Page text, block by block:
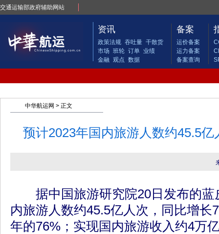
交通运输部政府辅助网站
资讯
政策法规 吞吐量 干散货
市场 班轮 订单 业绩
金融 观点 数据
备案
运价备案
运力备案
备案查询
中华航运网 > 正文
预计2023年国内旅游人数约45.5
据中国旅游研究院20日发布的蓝
内旅游人数约45.5亿人次，同比增长
年的76%；实现国内旅游收入约4万